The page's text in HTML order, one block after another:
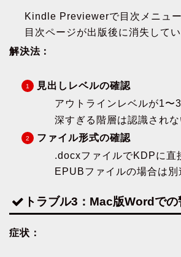
Kindle Previewerで目次メニュ
目次ページが出版後に消失して
解決法：
見出しレベルの確認
アウトラインレベルが1〜
深すぎる階層は認識され
ファイル形式の確認
.docxファイルでKDPに直
EPUBファイルの場合は
トラブル3：Mac版Wordでの
症状：